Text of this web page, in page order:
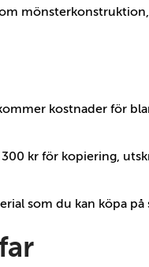
kostnader för
kr för kopiering,
som du kan köpa på